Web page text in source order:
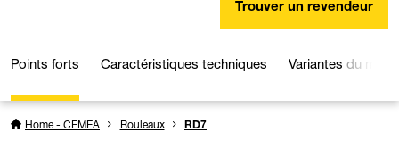
Trouver un revendeur
Points forts Caractéristiques techniques Variantes du
Home - CEMEA Rouleaux RD7